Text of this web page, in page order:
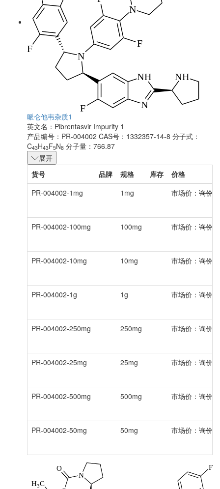
哌仑他韦杂质1
英文名： Pibrentasvir Impurity 1
产品编号：PR-004002 CAS号：1332357-14-8 分子式：
C43H43F5N8 分子量：766.87
展开
货号
品牌 规格 库存
价格
PR-004002-1mg
1mg 市场价： 询价
PR-004002-100mg 100mg 市场价： 询价
PR-004002-10mg 10mg 市场价： 询价
PR-004002-1g 1g 市场价： 询价
PR-004002-250mg 250mg 市场价： 询价
PR-004002-25mg 25mg 市场价： 询价
PR-004002-500mg 500mg 市场价： 询价
PR-004002-50mg 50mg 市场价： 询价